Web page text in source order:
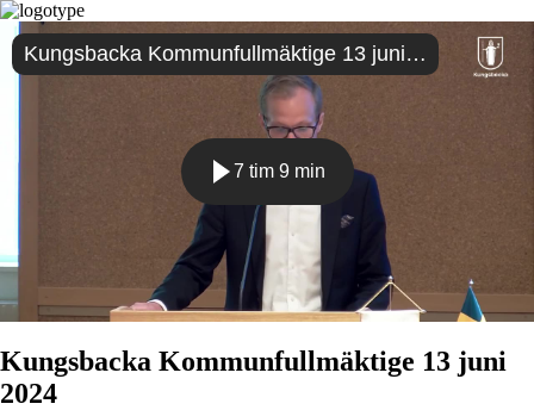
Kungsbacka Kommunfullmäktige 13 juni 2024
7 tim 9 min
Spela
Kungsbacka Kommunfullmäktige 13 juni
2024